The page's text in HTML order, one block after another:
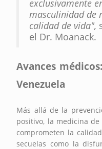
exclusivamente
masculinidad de
calidad de vida",
el Dr. Moanack.
Avances
Venezuela
Más allá de la
positivo, la medicina
comprometen la
secuelas como la